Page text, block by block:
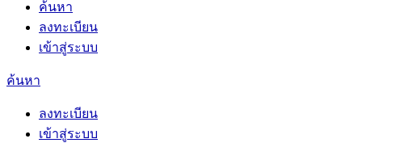
ค้นหา
ลงทะเบียน
เข้าสู่ระบบ
ค้นหา
ลงทะเบียน
เข้าสู่ระบบ